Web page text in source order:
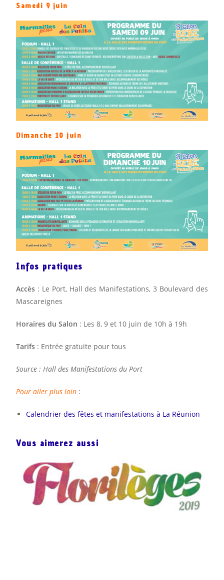
Samedi 9 juin
Dimanche 10 juin
Infos pratiques
Accès : Le Port, Hall des Manifestations, 3 Boulevard des
Mascareignes
Horaires du Salon : Les 8, 9 et 10 juin de 10h à 19h
Tarifs : Entrée gratuite pour tous
Source : Hall des Manifestations du Port
Pour aller plus loin :
Calendrier des fêtes et manifestations à La Réunion
Vous aimerez aussi